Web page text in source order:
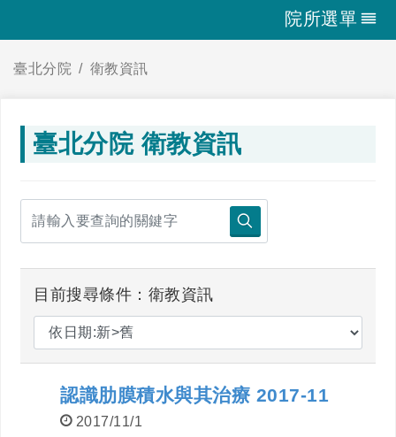
院所選單
臺北分院 衛教資訊
臺北分院 衛教資訊
目前搜尋條件：衛教資訊
認識肋膜積水與其治療 2017-11
2017/11/1